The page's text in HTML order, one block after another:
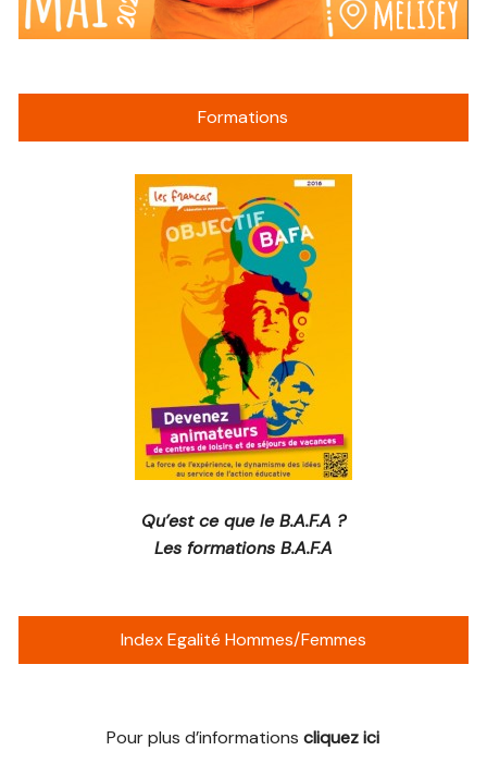
Formations
Qu’est ce que le B.A.F.A ?
Les formations B.A.F.A
Index Egalité Hommes/Femmes
Pour plus d’informationscliquez ici